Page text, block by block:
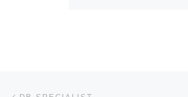
文章导航